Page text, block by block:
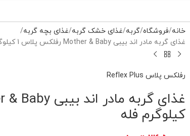
خانه فروشگاه گربه غذای خشک گربه غذای بچه گربه
غذای گربه مادر اند بیبی Mother & Baby رفلکس پلاس 1 کیلوگرم فله
رفلکس پلاس Reflex Plus
کیلوگرم فله